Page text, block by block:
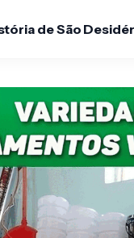
de São